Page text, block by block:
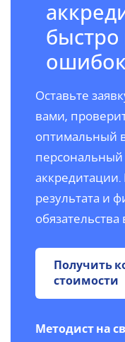
быстро
Оставьте
вами,
оптимальный
результата и
обязательства
Получить
стоимости
Методист на